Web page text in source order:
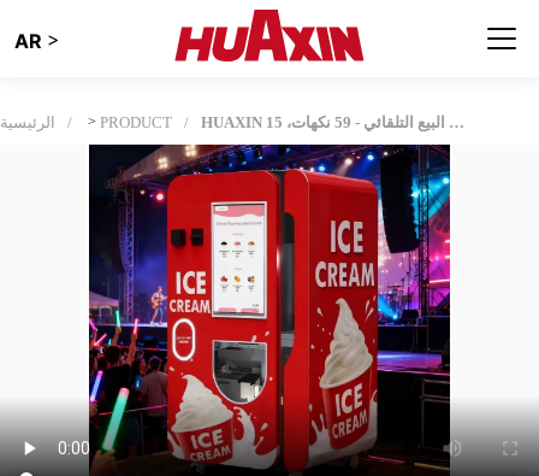
AR >
الرئيسية > PRODUCT HUAXIN التجارية الذكية الآيس كريم آلة البيع التلقائي - 59 نكهات، 15s الاستغناء، CE / ETL شهادة